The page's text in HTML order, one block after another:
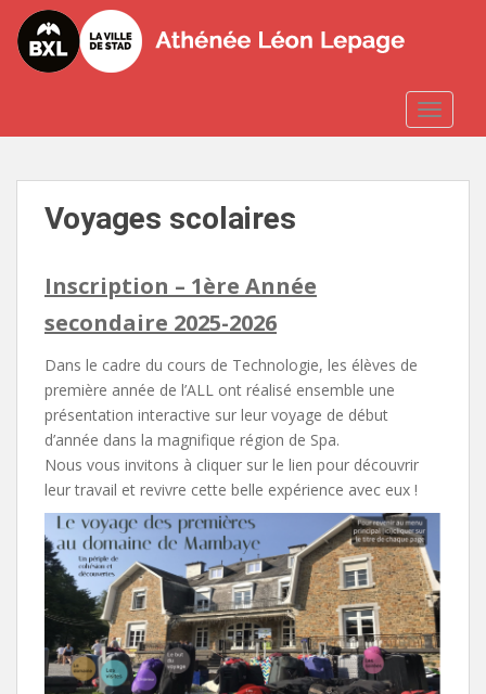
o
Voyages scolaires
Inscription – 1ère Année
secondaire 2025-2026
Dans le cadre du cours de Technologie, les élèves de
première année de l’ALL ont réalisé ensemble une
présentation interactive sur leur voyage de début
d’année dans la magnifique région de Spa.
Nous vous invitons à cliquer sur le lien pour découvrir
leur travail et revivre cette belle expérience avec eux !